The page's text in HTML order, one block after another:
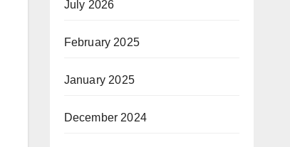
July 2026
February 2025
January 2025
December 2024